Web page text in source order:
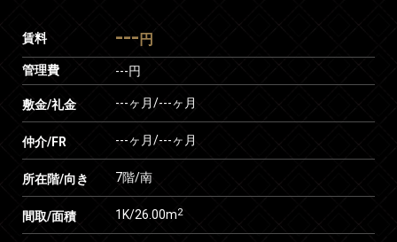
賃料 --- 円
管理費 ---円
敷金/礼金 ---ヶ月/---ヶ月
仲介/FR ---ヶ月/---ヶ月
所在階/向き 7階/南
間取/面積 1K/26.00m2